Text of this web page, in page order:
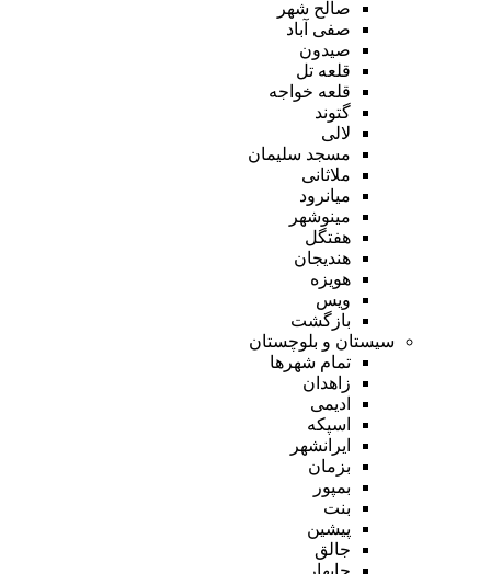
صالح شهر
صفی آباد
صیدون
قلعه تل
قلعه خواجه
گتوند
لالی
مسجد سلیمان
ملاثانی
میانرود
مینوشهر
هفتگل
هندیجان
هویزه
ویس
بازگشت
سیستان و بلوچستان
تمام شهر‌ها
زاهدان
ادیمی
اسپکه
ایرانشهر
بزمان
بمپور
بنت
پیشین
جالق
چابهار